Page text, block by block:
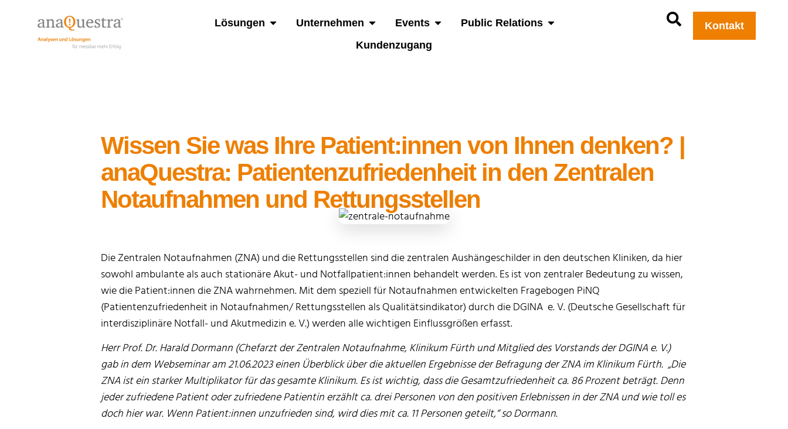
Lösungen Unternehmen Events
Public Relations
Kundenzugang
Kontakt
Wissen Sie was Ihre Patient:innen von Ihnen denken? |
anaQuestra: Patientenzufriedenheit in den Zentralen
Notaufnahmen und Rettungsstellen
Die Zentralen Notaufnahmen (ZNA) und die Rettungsstellen sind die zentralen Aushängeschilder in den deutschen Kliniken, da hier
sowohl ambulante als auch stationäre Akut- und Notfallpatient:innen behandelt werden. Es ist von zentraler Bedeutung zu wissen,
wie die Patient:innen die ZNA wahrnehmen. Mit dem speziell für Notaufnahmen entwickelten Fragebogen PiNQ
(Patientenzufriedenheit in Notaufnahmen/ Rettungsstellen als Qualitätsindikator) durch die DGINA e. V. (Deutsche Gesellschaft für
interdisziplinäre Notfall- und Akutmedizin e. V.) werden alle wichtigen Einflussgrößen erfasst.
Herr Prof. Dr. Harald Dormann (Chefarzt der Zentralen Notaufnahme, Klinikum Fürth und Mitglied des Vorstands der DGINA e. V.)
gab in dem Webseminar am 21.06.2023 einen Überblick über die aktuellen Ergebnisse der Befragung der ZNA im Klinikum Fürth. „Die
ZNA ist ein starker Multiplikator für das gesamte Klinikum. Es ist wichtig, dass die Gesamtzufriedenheit ca. 86 Prozent beträgt. Denn
jeder zufriedene Patient oder zufriedene Patientin erzählt ca. drei Personen von den positiven Erlebnissen in der ZNA und wie toll es
doch hier war. Wenn Patient:innen unzufrieden sind, wird dies mit ca. 11 Personen geteilt,“ so Dormann.